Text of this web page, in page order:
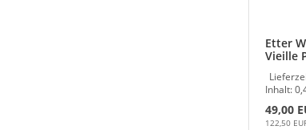
Etter
Vieille
Inhalt:
49,00
122,50